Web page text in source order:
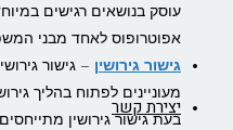
יצירת קשר
עוסק בנושאים רגישים
אפוטרופוס לאחד מבני
גישור גירושין – גישור
מעוניינים לפתוח בהליך
בעת גישור גירושין